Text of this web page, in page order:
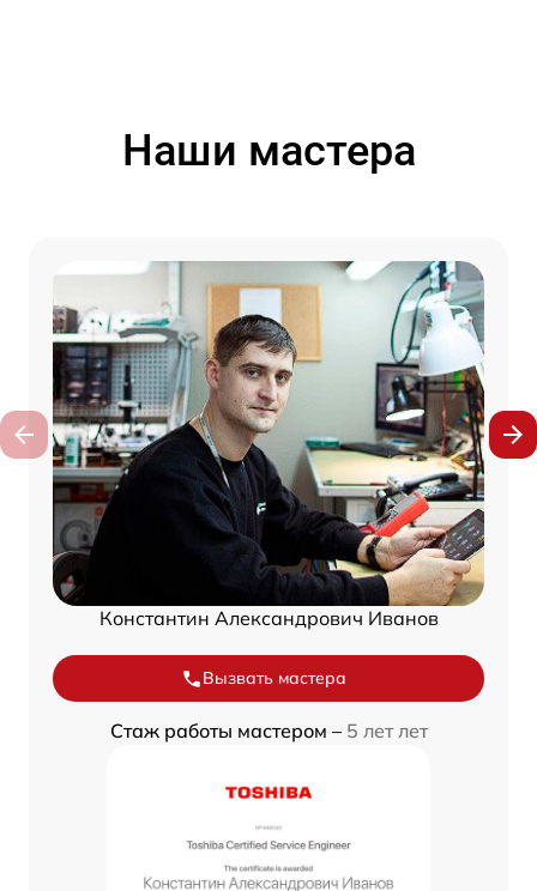
Наши мастера
Константин Александрович Иванов
Вызвать мастера
Стаж работы мастером – 5 лет лет